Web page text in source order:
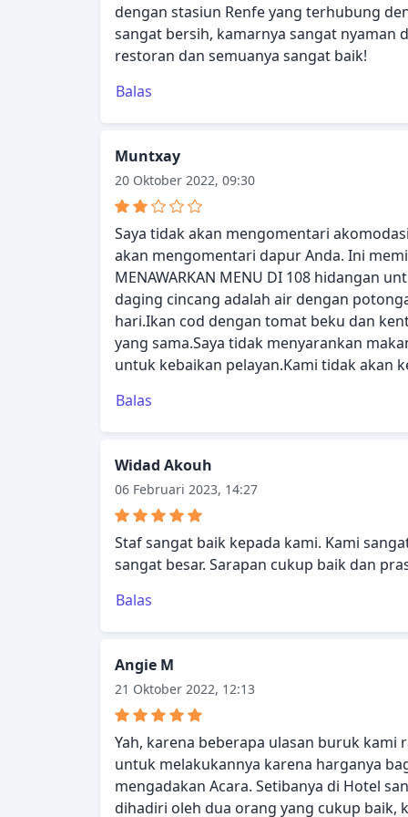
dengan stasiun Renfe yang terhubung
sangat bersih, kamarnya sangat nyaman
restoran dan semuanya sangat baik!
Balas
Muntxay
20 Oktober 2022, 09:30
Saya tidak akan mengomentari
akan mengomentari dapur Anda. Ini
MENAWARKAN MENU DI 108 hidangan
daging cincang adalah air dengan
hari.Ikan cod dengan tomat beku dan
yang sama.Saya tidak menyarankan
untuk kebaikan pelayan.Kami tidak akan
Balas
Widad Akouh
06 Februari 2023, 14:27
Staf sangat baik kepada kami. Kami
sangat besar. Sarapan cukup baik dan
Balas
Angie M
21 Oktober 2022, 12:13
Yah, karena beberapa ulasan buruk
untuk melakukannya karena harganya
mengadakan Acara. Setibanya di Hotel
dihadiri oleh dua orang yang cukup baik,